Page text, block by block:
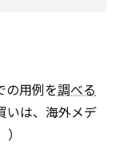
の用例を調べる
いは、海外メデ